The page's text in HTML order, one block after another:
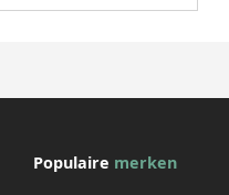
Populaire merken